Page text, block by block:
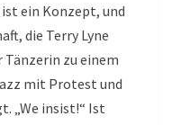
ein Konzept, und
die Terry Lyne
zu einem
mit Protest und
„We insist!“ Ist